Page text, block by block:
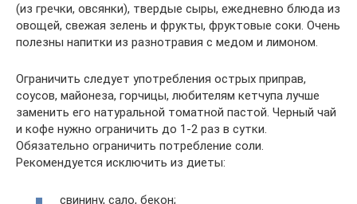
(из гречки, овсянки), твердые сыры, ежедневно блюда из
овощей, свежая зелень и фрукты, фруктовые соки. Очень
полезны напитки из разнотравия с медом и лимоном.
Ограничить следует употребления острых приправ,
соусов, майонеза, горчицы, любителям кетчупа лучше
заменить его натуральной томатной пастой. Черный чай
и кофе нужно ограничить до 1-2 раз в сутки.
Обязательно ограничить потребление соли.
Рекомендуется исключить из диеты:
свинину, сало, бекон;